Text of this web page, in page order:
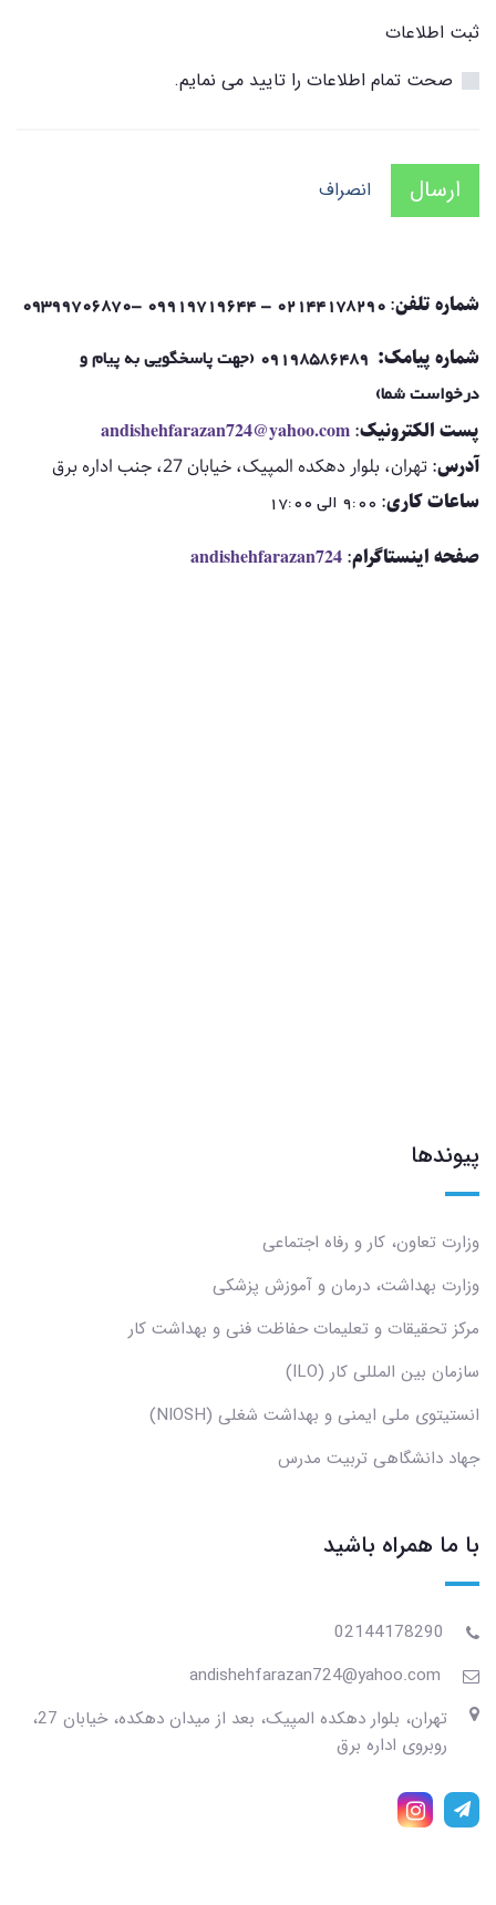
ثبت اطلاعات
صحت تمام اطلاعات را تایید می نمایم.
ارسال انصراف
شماره تلفن:
02144178290 - 09919719644 -09399706870
شماره پیامک:
09198586489 (جهت پاسخگویی به پیام و
درخواست شما)
پست الکترونیک:
andishehfarazan724@yahoo.com
آدرس: تهران، بلوار دهکده المپیک، خیابان 27، جنب اداره برق
ساعات کاری: 9:00 الی 17:00
صفحه اینستاگرام:
andishehfarazan724
پیوندها
وزارت تعاون، کار و رفاه اجتماعی
وزارت بهداشت، درمان و آموزش پزشکی
مرکز تحقیقات و تعلیمات حفاظت فنی و بهداشت کار
سازمان بین المللی کار (ILO)
انستیتوی ملی ایمنی و بهداشت شغلی (NIOSH)
جهاد دانشگاهی تربیت مدرس
با ما همراه باشید
02144178290
andishehfarazan724@yahoo.com
تهران، بلوار دهکده المپیک، بعد از میدان دهکده، خیابان 27،
روبروی اداره برق